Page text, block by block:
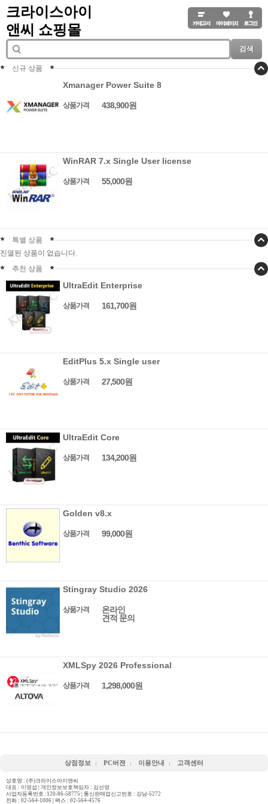
크라이스아이
앤씨 쇼핑몰
검색
신규 상품
Xmanager Power Suite 8
상품가격 438,900원
WinRAR 7.x Single User license
상품가격 55,000원
특별 상품
진열된 상품이 없습니다.
추천 상품
UltraEdit Enterprise
상품가격 161,700원
EditPlus 5.x Single user
상품가격 27,500원
UltraEdit Core
상품가격 134,200원
Golden v8.x
상품가격 99,000원
Stingray Studio 2026
상품가격
온라인
견적 문의
XMLSpy 2026 Professional
상품가격 1,298,000원
상점정보 PC버젼 이용안내 고객센터
상호명 : (주)크라이스아이앤씨
대표 : 이영섭 | 개인정보보호책임자 : 김선영
사업자등록번호 :120-86-58775 | 통신판매업신고번호 : 강남-5272
전화 : 02-564-1006 | 팩스 : 02-564-4576